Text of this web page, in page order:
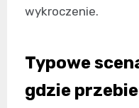
wykroczenie.
Typowe
gdzie